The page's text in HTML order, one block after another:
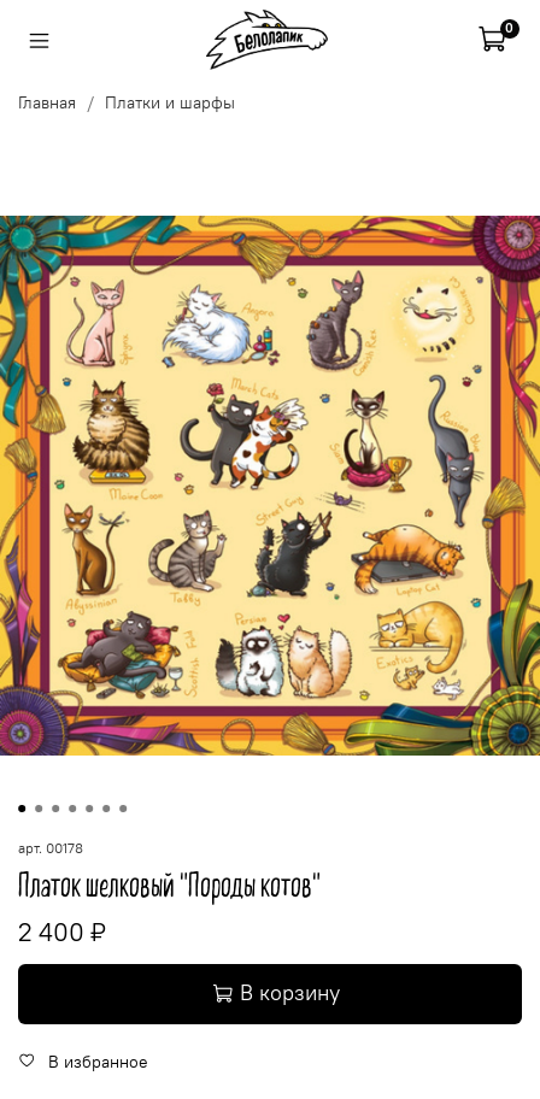
0
Главная Платки и шарфы
арт. 00178
Платок шелковый "Породы котов"
2 400 ₽
В корзину
В избранное